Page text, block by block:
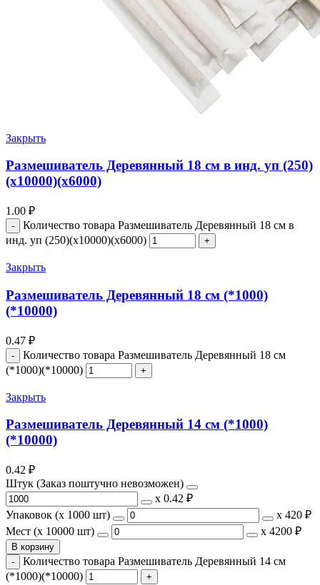
Закрыть
Размешиватель Деревянный 18 см в инд. уп (250)
(х10000)(х6000)
1.00 ₽
Количество товара Размешиватель Деревянный 18 см в
инд. уп (250)(х10000)(х6000)
Закрыть
Размешиватель Деревянный 18 см (*1000)
(*10000)
0.47 ₽
Количество товара Размешиватель Деревянный 18 см
(*1000)(*10000)
Закрыть
Размешиватель Деревянный 14 см (*1000)
(*10000)
0.42 ₽
Штук (Заказ поштучно невозможен)
х 0.42 ₽
Упаковок (x 1000 шт)
х 420 ₽
Мест (x 10000 шт)
х 4200 ₽
В корзину
Количество товара Размешиватель Деревянный 14 см
(*1000)(*10000)